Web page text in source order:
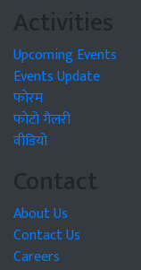
Activities
Upcoming Events
Events Update
फोरम
फोटो गैलरी
वीडियो
Contact
About Us
Contact Us
Careers